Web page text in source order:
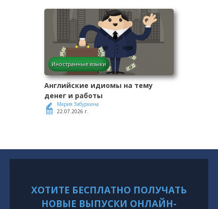
Иностранные языки
Английские идиомы на тему
денег и работы
Мария Забуркина
22.07.2026 г.
ХОТИТЕ БЕСПЛАТНО ПОЛУЧАТЬ
НОВЫЕ ВЫПУСКИ ОНЛАЙН-